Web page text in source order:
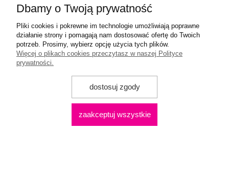
Dbamy o Twoją prywatność
Pliki cookies i pokrewne im technologie umożliwiają poprawne
działanie strony i pomagają nam dostosować ofertę do Twoich
potrzeb. Prosimy, wybierz opcję użycia tych plików.
Więcej o plikach cookies przeczytasz w naszej Polityce
prywatności.
dostosuj zgody
zaakceptuj wszystkie